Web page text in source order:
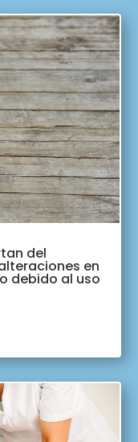
del
en
debido al uso